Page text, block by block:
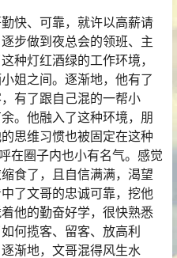
快、可靠，就许以高薪请
步做到夜总会的领班、主
种灯红酒绿的工作环境，
姐之间。逐渐地，他有了
有了跟自己混的一帮小
。他融入了这种环境，朋
思维习惯也被固定在这种
在圈子内也小有名气。感觉
食了，且自信满满，渴望
了文哥的忠诚可靠，挖他
他的勤奋好学，很快熟悉
何揽客、留客、放高利
渐地，文哥混得风生水